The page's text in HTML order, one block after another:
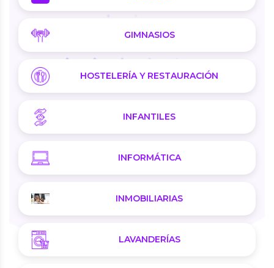
GIMNASIOS
HOSTELERÍA Y RESTAURACIÓN
INFANTILES
INFORMÁTICA
INMOBILIARIAS
LAVANDERÍAS